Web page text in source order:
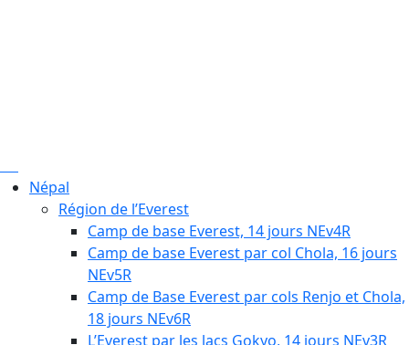
Népal
Région de l’Everest
Camp de base Everest, 14 jours NEv4R
Camp de base Everest par col Chola, 16 jours
NEv5R
Camp de Base Everest par cols Renjo et Chola,
18 jours NEv6R
L’Everest par les lacs Gokyo, 14 jours NEv3R